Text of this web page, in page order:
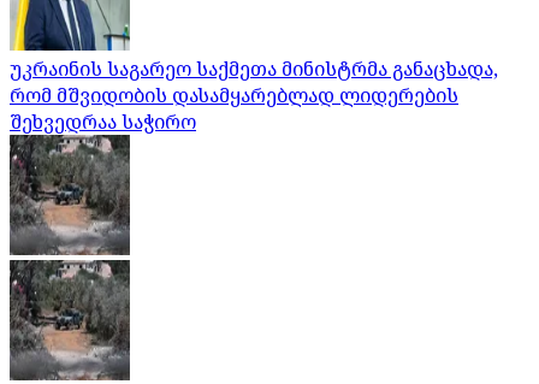
უკრაინის საგარეო საქმეთა მინისტრმა განაცხადა,
რომ მშვიდობის დასამყარებლად ლიდერების
შეხვედრაა საჭირო